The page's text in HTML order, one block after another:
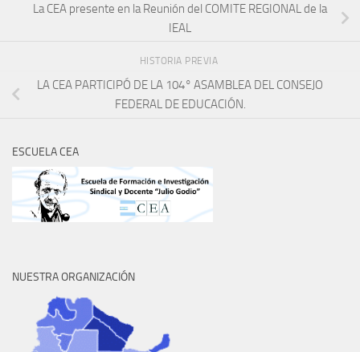
La CEA presente en la Reunión del COMITE REGIONAL de la
IEAL
HISTORIA PREVIA
LA CEA PARTICIPÓ DE LA 104° ASAMBLEA DEL CONSEJO
FEDERAL DE EDUCACIÓN.
ESCUELA CEA
NUESTRA ORGANIZACIÓN